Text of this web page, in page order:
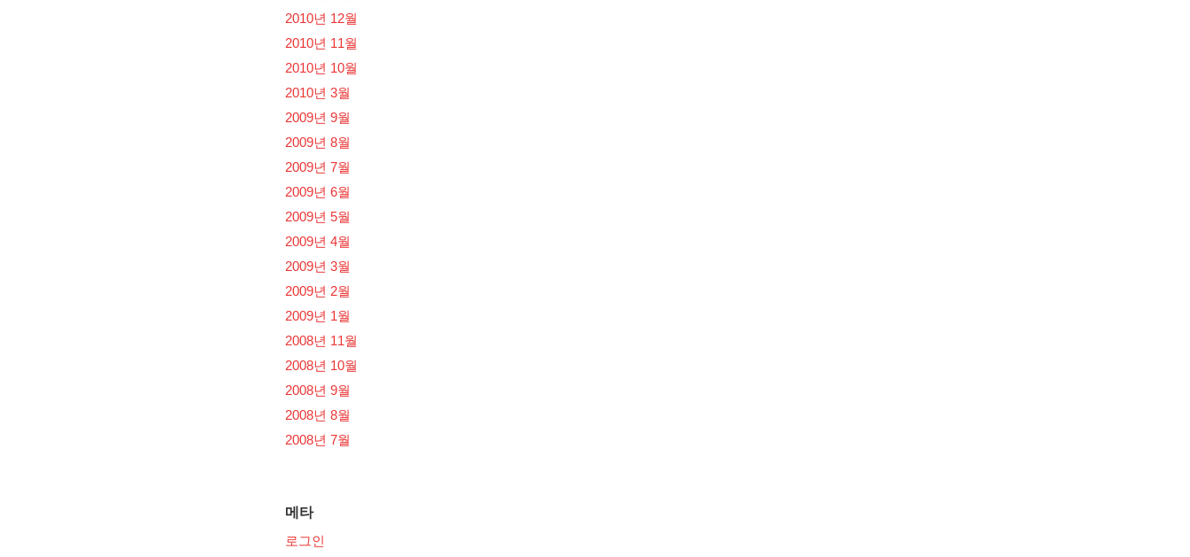
2010년 12월
2010년 11월
2010년 10월
2010년 3월
2009년 9월
2009년 8월
2009년 7월
2009년 6월
2009년 5월
2009년 4월
2009년 3월
2009년 2월
2009년 1월
2008년 11월
2008년 10월
2008년 9월
2008년 8월
2008년 7월
메타
로그인